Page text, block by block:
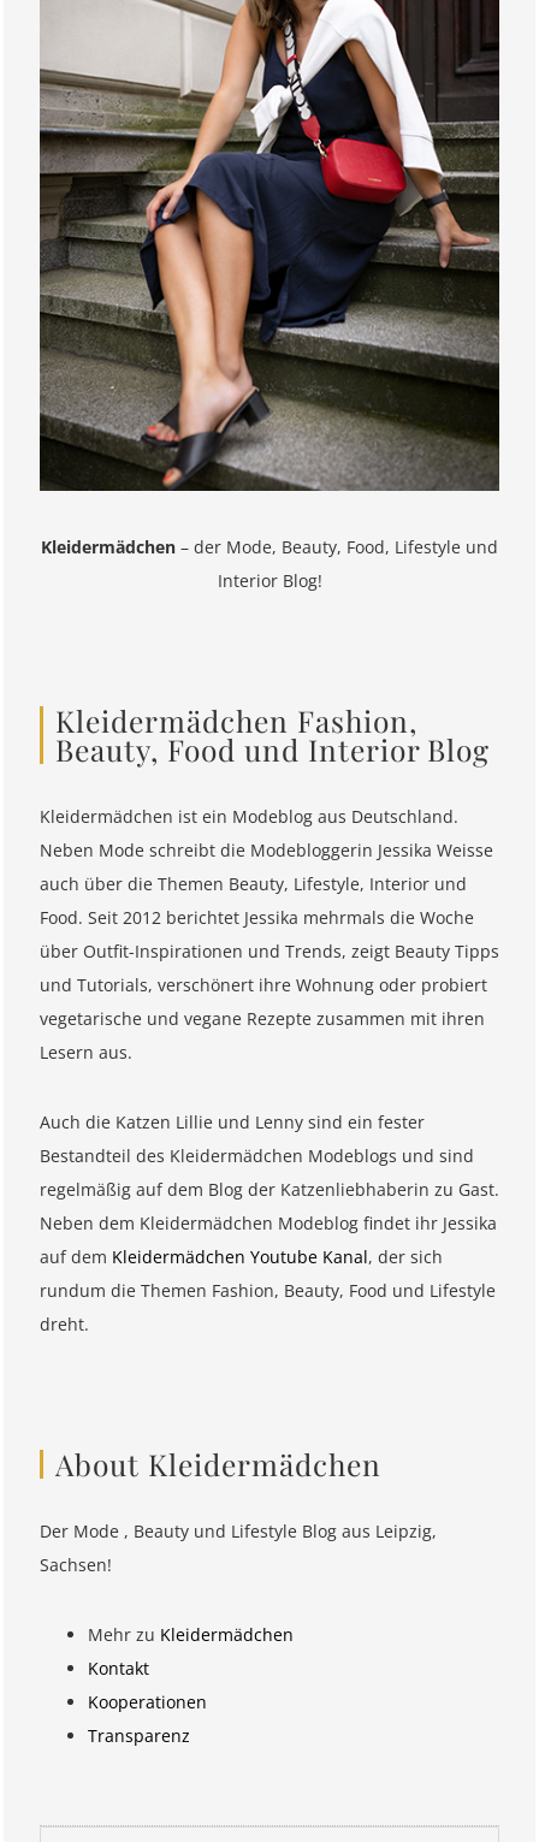
Kleidermädchen – der Mode, Beauty, Food, Lifestyle und
Interior Blog!
Kleidermädchen Fashion,
Beauty, Food und Interior Blog
Kleidermädchen ist ein Modeblog aus Deutschland.
Neben Mode schreibt die Modebloggerin Jessika Weisse
auch über die Themen Beauty, Lifestyle, Interior und
Food. Seit 2012 berichtet Jessika mehrmals die Woche
über Outfit-Inspirationen und Trends, zeigt Beauty Tipps
und Tutorials, verschönert ihre Wohnung oder probiert
vegetarische und vegane Rezepte zusammen mit ihren
Lesern aus.
Auch die Katzen Lillie und Lenny sind ein fester
Bestandteil des Kleidermädchen Modeblogs und sind
regelmäßig auf dem Blog der Katzenliebhaberin zu Gast.
Neben dem Kleidermädchen Modeblog findet ihr Jessika
auf dem Kleidermädchen Youtube Kanal, der sich
rundum die Themen Fashion, Beauty, Food und Lifestyle
dreht.
About Kleidermädchen
Der Mode , Beauty und Lifestyle Blog aus Leipzig,
Sachsen!
Mehr zu Kleidermädchen
Kontakt
Kooperationen
Transparenz